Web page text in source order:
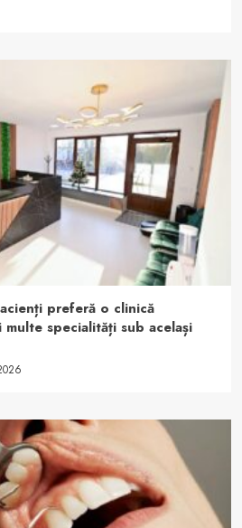
preferă o clinică
specialități sub același